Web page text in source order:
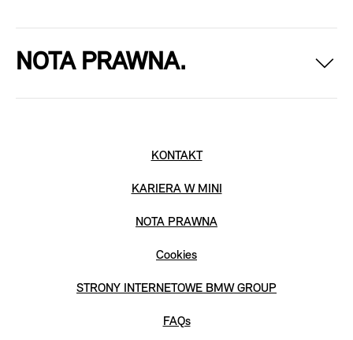
NOTA PRAWNA.
KONTAKT
KARIERA W MINI
NOTA PRAWNA
Cookies
STRONY INTERNETOWE BMW GROUP
FAQs